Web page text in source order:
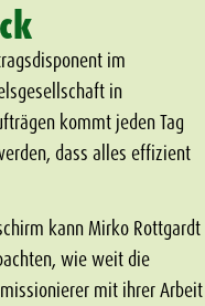
im
in
kommt jeden Tag
dass alles effizient